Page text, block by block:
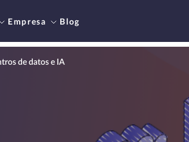
Empresa Blog
de datos e IA